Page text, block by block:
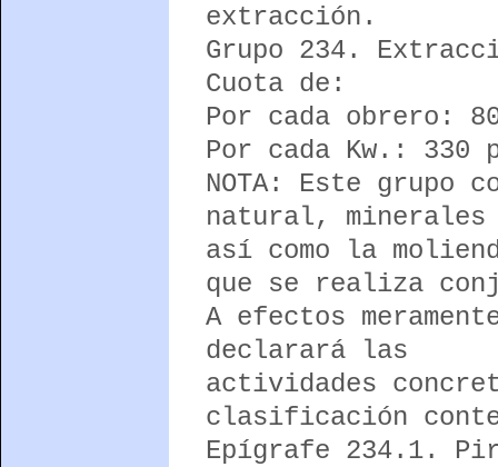
extracción.
Grupo 234.
Cuota de:
Por cada obrero:
Por cada Kw.: 330
NOTA: Este grupo
natural,
así como la
que se realiza
A efectos
declarará las
actividades
clasificación
Epígrafe 234.1.